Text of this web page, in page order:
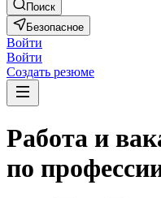
Поиск
Безопасное
Войти
Войти
Создать резюме
Работа и
по